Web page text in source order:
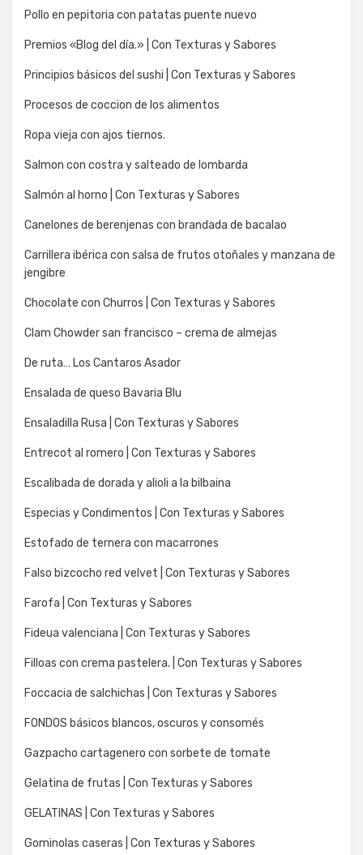
Pollo en pepitoria con patatas puente nuevo
Premios «Blog del día.» | Con Texturas y Sabores
Principios básicos del sushi | Con Texturas y Sabores
Procesos de coccion de los alimentos
Ropa vieja con ajos tiernos.
Salmon con costra y salteado de lombarda
Salmón al horno | Con Texturas y Sabores
Canelones de berenjenas con brandada de bacalao
Carrillera ibérica con salsa de frutos otoñales y manzana de
jengibre
Chocolate con Churros | Con Texturas y Sabores
Clam Chowder san francisco – crema de almejas
De ruta… Los Cantaros Asador
Ensalada de queso Bavaria Blu
Ensaladilla Rusa | Con Texturas y Sabores
Entrecot al romero | Con Texturas y Sabores
Escalibada de dorada y alioli a la bilbaina
Especias y Condimentos | Con Texturas y Sabores
Estofado de ternera con macarrones
Falso bizcocho red velvet | Con Texturas y Sabores
Farofa | Con Texturas y Sabores
Fideua valenciana | Con Texturas y Sabores
Filloas con crema pastelera. | Con Texturas y Sabores
Foccacia de salchichas | Con Texturas y Sabores
FONDOS básicos blancos, oscuros y consomés
Gazpacho cartagenero con sorbete de tomate
Gelatina de frutas | Con Texturas y Sabores
GELATINAS | Con Texturas y Sabores
Gominolas caseras | Con Texturas y Sabores